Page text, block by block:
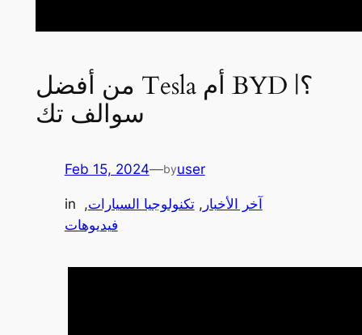
من أفضل Tesla أم BYD ؟|
سوالف تك
Feb 15, 2024—byuser
in آخر الأخبار , تكنولوجيا السيارات,
فيديوهات